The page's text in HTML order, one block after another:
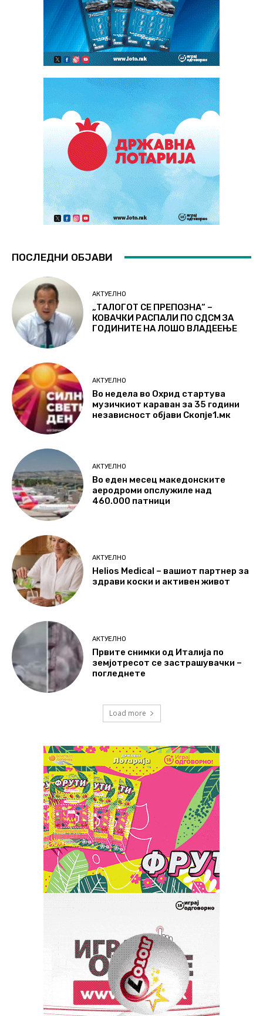
ПОСЛЕДНИ ОБЈАВИ
АКТУЕЛНО
„ТАЛОГОТ СЕ ПРЕПОЗНА“ –
КОВАЧКИ РАСПАЛИ ПО СДСМ ЗА
ГОДИНИТЕ НА ЛОШО ВЛАДЕЕЊЕ
АКТУЕЛНО
Во недела во Охрид стартува
музичкиот караван за 35 години
независност објави Скопје1.мк
АКТУЕЛНО
Во еден месец македонските
аеродроми опслужиле над
460.000 патници
АКТУЕЛНО
Helios Medical – вашиот партнер за
здрави коски и активен живот
АКТУЕЛНО
Првите снимки од Италија по
земјотресот се застрашувачки –
погледнете
Load more